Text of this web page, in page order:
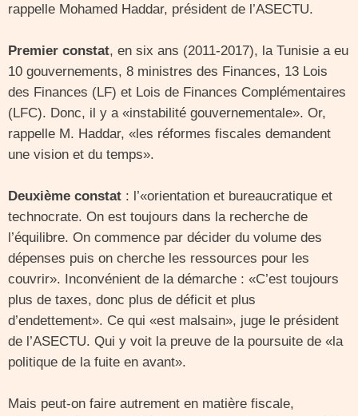
rappelle Mohamed Haddar, président de l’ASECTU.
Premier constat, en six ans (2011-2017), la Tunisie a eu
10 gouvernements, 8 ministres des Finances, 13 Lois
des Finances (LF) et Lois de Finances Complémentaires
(LFC). Donc, il y a «instabilité gouvernementale». Or,
rappelle M. Haddar, «les réformes fiscales demandent
une vision et du temps».
Deuxième constat : l’«orientation et bureaucratique et
technocrate. On est toujours dans la recherche de
l’équilibre. On commence par décider du volume des
dépenses puis on cherche les ressources pour les
couvrir». Inconvénient de la démarche : «C’est toujours
plus de taxes, donc plus de déficit et plus
d’endettement». Ce qui «est malsain», juge le président
de l’ASECTU. Qui y voit la preuve de la poursuite de «la
politique de la fuite en avant».
Mais peut-on faire autrement en matière fiscale,